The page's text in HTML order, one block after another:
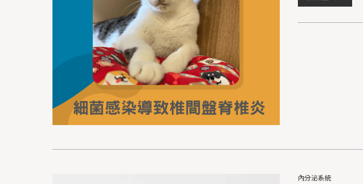
內分泌系統